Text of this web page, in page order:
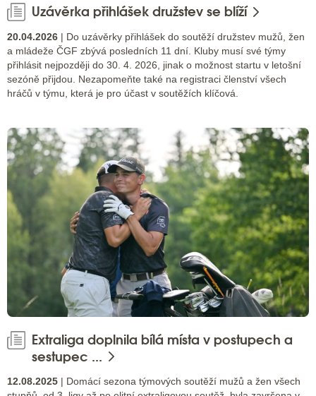
Uzávěrka přihlášek družstev se blíží
20.04.2026 | Do uzávěrky přihlášek do soutěží družstev mužů, žen
a mládeže ČGF zbývá posledních 11 dní. Kluby musí své týmy
přihlásit nejpozději do 30. 4. 2026, jinak o možnost startu v letošní
sezóně přijdou. Nezapomeňte také na registraci členství všech
hráčů v týmu, která je pro účast v soutěžích klíčová.
Extraliga doplnila bílá místa v postupech a
sestupec ...
12.08.2025 | Domácí sezona týmových soutěží mužů a žen všech